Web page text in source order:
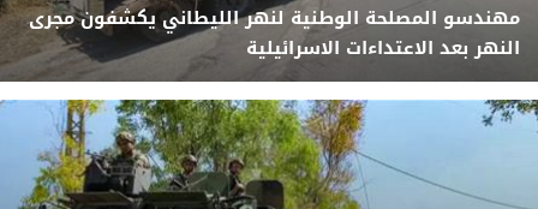
مهندسو المصلحة الوطنية لنهر الليطاني يكشفون مجرى
النهر بعد الاعتداءات الاسرائيلية